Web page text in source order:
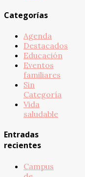
Categorías
Agenda
Destacados
Educación
Eventos
familiares
Sin
Categoría
Vida
saludable
Entradas
recientes
Campus